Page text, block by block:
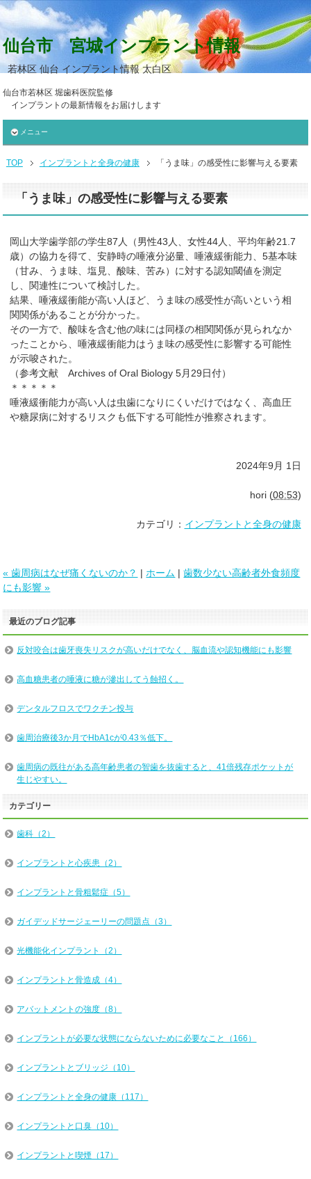
仙台市 宮城インプラント情報
若林区 仙台 インプラント情報 太白区
仙台市若林区 堀歯科医院監修
インプラントの最新情報をお届けします
メニュー
TOP インプラントと全身の健康 「うま味」の感受性に影響与える要素
「うま味」の感受性に影響与える要素
岡山大学歯学部の学生87人（男性43人、女性44人、平均年齢21.7
歳）の協力を得て、安静時の唾液分泌量、唾液緩衝能力、5基本味
（甘み、うま味、塩見、酸味、苦み）に対する認知閾値を測定
し、関連性について検討した。
結果、唾液緩衝能が高い人ほど、うま味の感受性が高いという相
関関係があることが分かった。
その一方で、酸味を含む他の味には同様の相関関係が見られなか
ったことから、唾液緩衝能力はうま味の感受性に影響する可能性
が示唆された。
（参考文献 Archives of Oral Biology 5月29日付）
＊＊＊＊＊
唾液緩衝能力が高い人は虫歯になりにくいだけではなく、高血圧
や糖尿病に対するリスクも低下する可能性が推察されます。
2024年9月 1日
hori(08:53)
カテゴリ： インプラントと全身の健康
« 歯周病はなぜ痛くないのか？ | ホーム |歯数少ない高齢者外食頻度
にも影響 »
最近のブログ記事
反対咬合は歯牙喪失リスクが高いだけでなく、脳血流や認知機能にも影響
高血糖患者の唾液に糖が滲出してう蝕招く。
デンタルフロスでワクチン投与
歯周治療後3か月でHbA1cが0.43％低下。
歯周病の既往がある高年齢患者の智歯を抜歯すると、41倍残存ポケットが
生じやすい。
カテゴリー
歯科（2）
インプラントと心疾患（2）
インプラントと骨粗鬆症（5）
ガイデッドサージェーリーの問題点（3）
光機能化インプラント（2）
インプラントと骨造成（4）
アバットメントの強度（8）
インプラントが必要な状態にならないために必要なこと（166）
インプラントとブリッジ（10）
インプラントと全身の健康（117）
インプラントと口臭（10）
インプラントと喫煙（17）